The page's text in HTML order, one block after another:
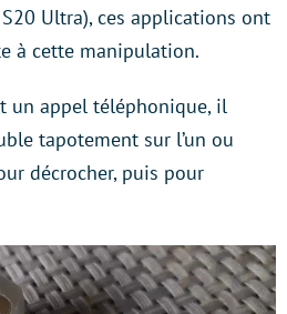
Ultra), ces applications ont
à cette manipulation.
un appel téléphonique, il
tapotement sur l’un ou
décrocher, puis pour